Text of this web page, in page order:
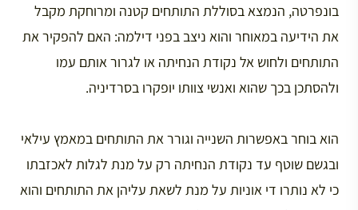
בונפרטה, הנמצא בסוללת התותחים קטנה ומרוחקת מקבל
את הידיעה במאוחר והוא ניצב בפני דילמה: האם להפקיר את
התותחים ולחוש אל נקודת הנחיתה או לגרור אותם עמו
ולהסתכן בכך שהוא ואנשי צוותו יופקרו בסרדיניה.
הוא בוחר באפשרות השנייה וגורר את התותחים במאמץ עילאי
ובגשם שוטף עד נקודת הנחיתה רק על מנת לגלות לאכזבתו
כי לא נותרו די אוניות על מנת לשאת עליהן את התותחים והוא